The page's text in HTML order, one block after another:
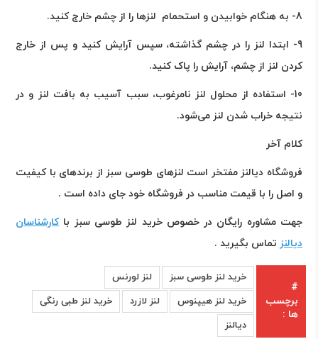
8- به هنگام خوابیدن و استحمام لنزها را از چشم خارج کنید .
9- ابتدا لنز را در چشم گذاشته، سپس آرایش کنید و پس از خارج
کردن لنز از چشم، آرایش را پاک کنید.
10- استفاده از محلول لنز نامرغوب، سبب آسیب به بافت لنز و در
نتیجه خراب شدن لنز می‌شود.
کلام آخر
فروشگاه دیالنز مفتخر است لنزهای طوسی سبز از برندهای با کیفیت
و اصل را با قیمت مناسب در فروشگاه خود جای داده است .
جهت مشاوره رایگان در خصوص خرید لنز طوسی سبز باکارشناسان
دیالنز تماس بگیرید .
#
برچسب
ها :
خرید لنز طوسی سبز
لنز لورنس
خرید لنز هیپنوس
لنز لازرد
خرید لنز طبی رنگی
دیالنز